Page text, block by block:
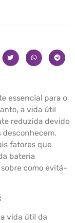
essencial para o
a vida útil
reduzida devido
fatores que
bateria
como evitá-
vida útil da